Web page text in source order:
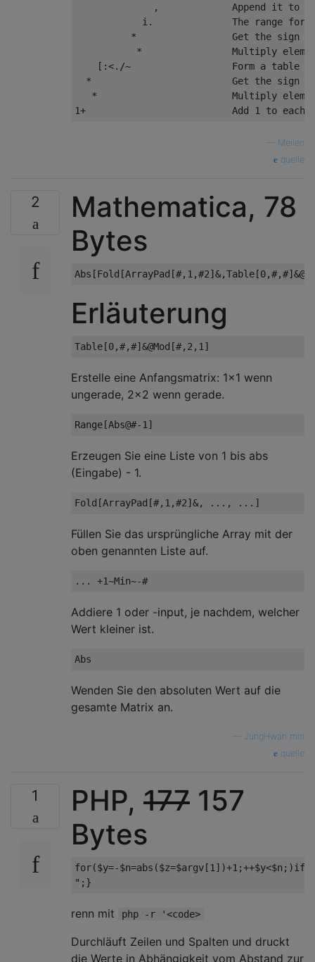
              ,             Append it to
i.              The range for
*                 Get the sign
*                Multiply
[:<./~                  Form a table
*                         Get the sign
*                        Multiply
Meilen
quelle
2
Mathematica, 78
Bytes
Erläuterung
Erstelle eine Anfangsmatrix: 1x1 wenn
ungerade, 2x2 wenn gerade.
Erzeugen Sie eine Liste von 1 bis abs
(Eingabe) - 1.
Füllen Sie das ursprüngliche Array mit der
oben genannten Liste auf.
Addiere 1 oder -input, je nachdem, welcher
Wert kleiner ist.
Wenden Sie den absoluten Wert auf die
gesamte Matrix an.
JungHwan min
quelle
1 PHP, 177 157
Bytes
for($y=-
renn mit php -r '<code>
Durchläuft Zeilen und Spalten und druckt
die Werte in Abhängigkeit vom Abstand zur